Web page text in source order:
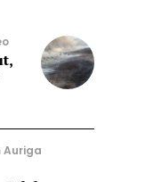
Auriga